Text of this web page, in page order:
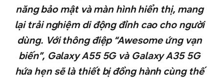
năng bảo mật và màn hình hiển thị, mang
lại trải nghiệm di động đỉnh cao cho người
dùng. Với thông điệp “Awesome ứng vạn
biến”, Galaxy A55 5G và Galaxy A35 5G
hứa hẹn sẽ là thiết bị đồng hành cùng thế